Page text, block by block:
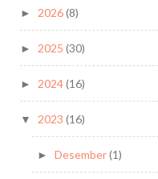
► 2026(8)
► 2025 (30)
► 2024(16)
▼ 2023 (16)
► Desember(1)